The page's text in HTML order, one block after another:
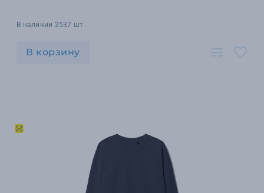
В наличии 2537 шт.
В корзину